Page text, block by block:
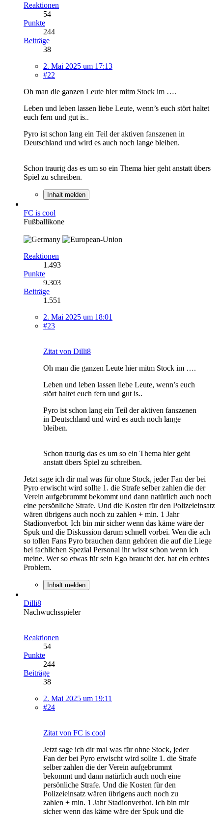
Reaktionen
54
Punkte
244
Beiträge
38
2. Mai 2025 um 17:13
#22
Oh man die ganzen Leute hier mitm Stock im ….
Leben und leben lassen liebe Leute, wenn’s euch stört haltet
euch fern und gut is..
Pyro ist schon lang ein Teil der aktiven fanszenen in
Deutschland und wird es auch noch lange bleiben.
Schon traurig das es um so ein Thema hier geht anstatt übers
Spiel zu schreiben.
Inhalt melden
FC is cool
Fußballikone
Reaktionen
1.493
Punkte
9.303
Beiträge
1.551
2. Mai 2025 um 18:01
#23
Zitat von Dilli8
Oh man die ganzen Leute hier mitm Stock im ….
Leben und leben lassen liebe Leute, wenn’s euch
stört haltet euch fern und gut is..
Pyro ist schon lang ein Teil der aktiven fanszenen
in Deutschland und wird es auch noch lange
bleiben.
Schon traurig das es um so ein Thema hier geht
anstatt übers Spiel zu schreiben.
Jetzt sage ich dir mal was für ohne Stock, jeder Fan der bei
Pyro erwischt wird sollte 1. die Strafe selber zahlen die der
Verein aufgebrummt bekommt und dann natürlich auch noch
eine persönliche Strafe. Und die Kosten für den Polizeieinsatz
wären übrigens auch noch zu zahlen + min. 1 Jahr
Stadionverbot. Ich bin mir sicher wenn das käme wäre der
Spuk und die Diskussion darum schnell vorbei. Wen die ach
so tollen Fans Pyro brauchen dann gehören die auf die Liege
bei fachlichen Spezial Personal ihr wisst schon wenn ich
meine. Wer so etwas für sein Ego braucht der. hat ein echtes
Problem.
Inhalt melden
Dilli8
Nachwuchsspieler
Reaktionen
54
Punkte
244
Beiträge
38
2. Mai 2025 um 19:11
#24
Zitat von FC is cool
Jetzt sage ich dir mal was für ohne Stock, jeder
Fan der bei Pyro erwischt wird sollte 1. die Strafe
selber zahlen die der Verein aufgebrummt
bekommt und dann natürlich auch noch eine
persönliche Strafe. Und die Kosten für den
Polizeieinsatz wären übrigens auch noch zu
zahlen + min. 1 Jahr Stadionverbot. Ich bin mir
sicher wenn das käme wäre der Spuk und die